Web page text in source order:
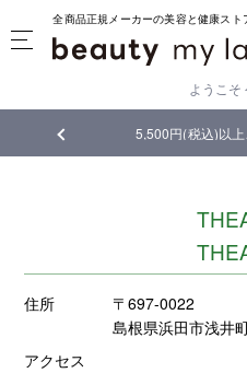
全商品正規メーカーの美容と健康スト
ようこそ
5,500円(税込)以上
住所
〒697-0022
島根県浜田市浅井
アクセス